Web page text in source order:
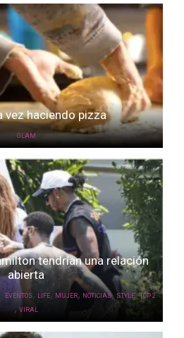
vez haciendo pizza
GLAM
tendrían una relación
abierta
, EVENTOS, LIFE, MUJER, NOTICIAS, STYLE,TOP 2
,VIRAL